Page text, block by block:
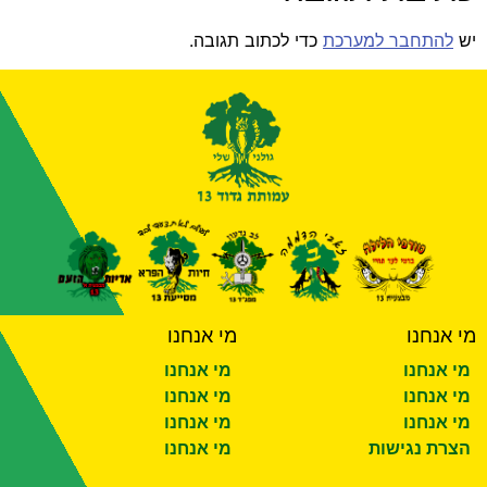
יש להתחבר למערכת כדי לכתוב תגובה.
מי אנחנו
מי אנחנו
מי אנחנו
מי אנחנו
הצרת נגישות
מי אנחנו
מי אנחנו
מי אנחנו
מי אנחנו
מי אנחנו